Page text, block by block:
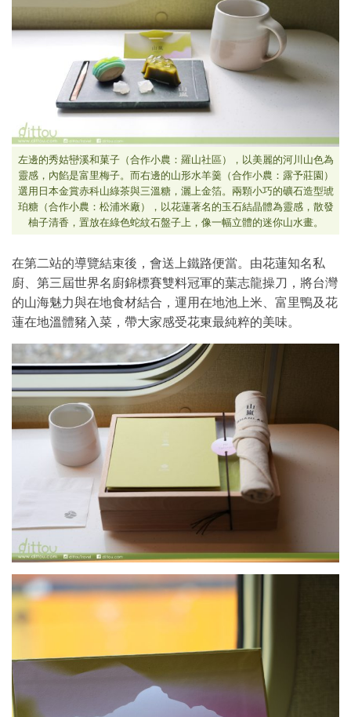
左邊的秀姑巒溪和菓子（合作小農：羅山社區），以美麗的河川山色為
靈感，內餡是富里梅子。而右邊的山形水羊羹（合作小農：露予莊園）
選用日本金賞赤科山綠茶與三溫糖，灑上金箔。兩顆小巧的礦石造型琥
珀糖（合作小農：松浦米廠），以花蓮著名的玉石結晶體為靈感，散發
柚子清香，置放在綠色蛇紋石盤子上，像一幅立體的迷你山水畫。
在第二站的導覽結束後，會送上鐵路便當。由花蓮知名私
廚、第三屆世界名廚錦標賽雙料冠軍的葉志龍操刀，將台灣
的山海魅力與在地食材結合，運用在地池上米、富里鴨及花
蓮在地溫體豬入菜，帶大家感受花東最純粹的美味。